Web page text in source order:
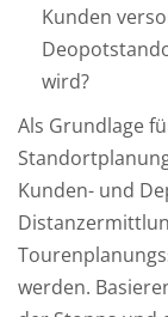
Kunden
wird?
Als Grundlage
Kunden- und
werden.